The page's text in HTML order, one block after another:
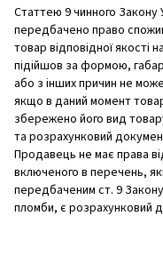
Статтею 9 чинного Закону
передбачено право
товар відповідної якості
підійшов за формою,
або з інших причин не
якщо в даний момент
збережено його вид
та розрахунковий
Продавець не має права
включеного в перечень,
передбаченим ст. 9
пломби, є розрахунковий